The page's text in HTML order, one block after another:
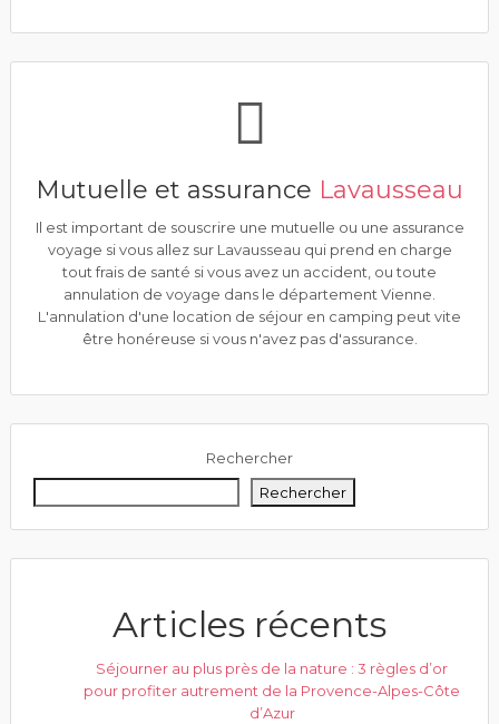
Mutuelle et assurance Lavausseau
Il est important de souscrire une mutuelle ou une assurance
voyage si vous allez sur Lavausseau qui prend en charge
tout frais de santé si vous avez un accident, ou toute
annulation de voyage dans le département Vienne.
L'annulation d'une location de séjour en camping peut vite
être honéreuse si vous n'avez pas d'assurance.
Rechercher
Rechercher
Articles récents
Séjourner au plus près de la nature : 3 règles d’or
pour profiter autrement de la Provence-Alpes-Côte
d’Azur